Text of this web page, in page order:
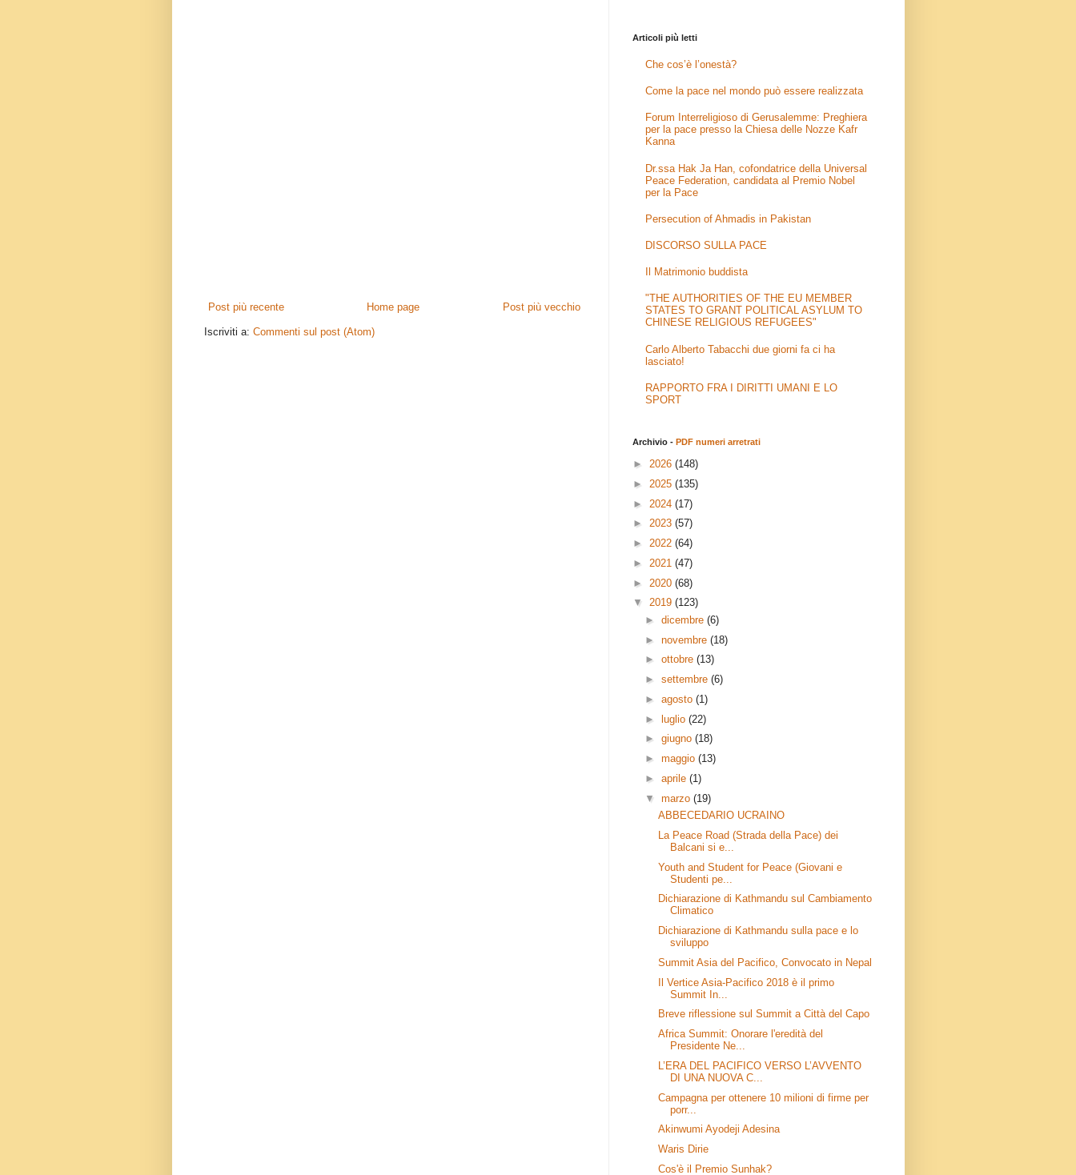
Post più recente Post più vecchio
Home page
Iscriviti a: Commenti sul post (Atom)
Articoli più letti
Che cos’è l’onestà?
Come la pace nel mondo può essere realizzata
Forum Interreligioso di Gerusalemme: Preghiera
per la pace presso la Chiesa delle Nozze Kafr
Kanna
Dr.ssa Hak Ja Han, cofondatrice della Universal
Peace Federation, candidata al Premio Nobel
per la Pace
Persecution of Ahmadis in Pakistan
DISCORSO SULLA PACE
Il Matrimonio buddista
"THE AUTHORITIES OF THE EU MEMBER
STATES TO GRANT POLITICAL ASYLUM TO
CHINESE RELIGIOUS REFUGEES"
Carlo Alberto Tabacchi due giorni fa ci ha
lasciato!
RAPPORTO FRA I DIRITTI UMANI E LO
SPORT
Archivio - PDF numeri arretrati
► 2026 (148)
► 2025 (135)
► 2024 (17)
► 2023 (57)
► 2022 (64)
► 2021 (47)
► 2020 (68)
▼ 2019 (123)
►dicembre(6)
►novembre(18)
►ottobre(13)
►settembre(6)
►agosto(1)
►luglio(22)
►giugno(18)
►maggio(13)
►aprile(1)
▼marzo(19)
ABBECEDARIO UCRAINO
La Peace Road (Strada della Pace) dei
Balcani si e...
Youth and Student for Peace (Giovani e
Studenti pe...
Dichiarazione di Kathmandu sul Cambiamento
Climatico
Dichiarazione di Kathmandu sulla pace e lo
sviluppo
Summit Asia del Pacifico, Convocato in Nepal
Il Vertice Asia-Pacifico 2018 è il primo
Summit In...
Breve riflessione sul Summit a Città del Capo
Africa Summit: Onorare l'eredità del
Presidente Ne...
L’ERA DEL PACIFICO VERSO L’AVVENTO
DI UNA NUOVA C...
Campagna per ottenere 10 milioni di firme per
porr...
Akinwumi Ayodeji Adesina
Waris Dirie
Cos'è il Premio Sunhak?